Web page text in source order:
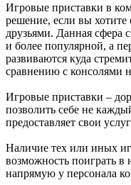
Игровые приставки в
решение, если вы
друзьями. Данная сфера
и более популярной, а
развиваются куда
сравнению с консолями
Игровые приставки –
позволить себе не
предоставляет свои
Наличие тех или иных
возможность поиграть в
напрямую у персонала